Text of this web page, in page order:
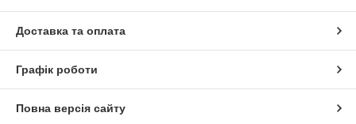
Доставка та оплата
Графік роботи
Повна версія сайту